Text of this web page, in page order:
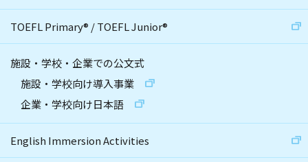
TOEFL Primary® /TOEFL Junior®
施設・学校・企業での公文式
施設・学校向け導入事業
企業・学校向け日本語
English Immersion Activities